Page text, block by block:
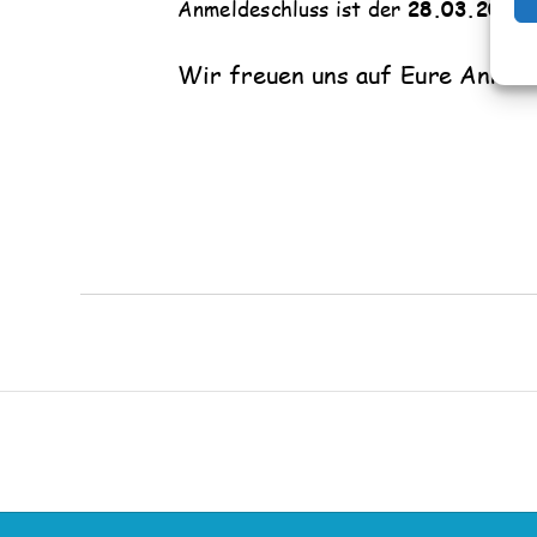
Wir freuen uns auf Eure